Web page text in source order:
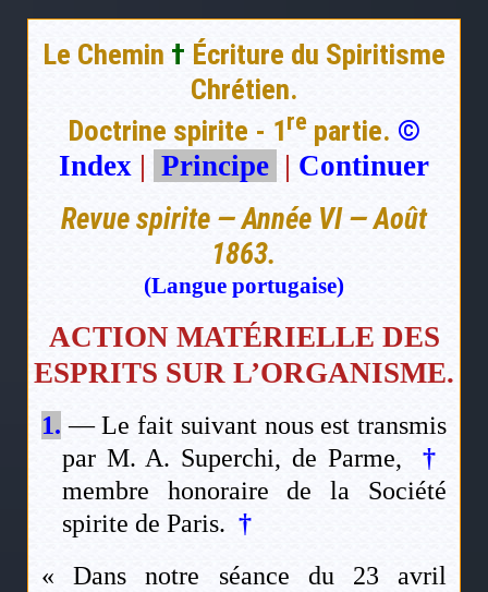
Le Chemin † Écriture du Spiritisme
Chrétien.
Doctrine spirite - 1re partie. ©
Index | Principe | Continuer
Revue spirite — Année VI — Août
1863.
(Langue portugaise)
ACTION MATÉRIELLE DES
ESPRITS SUR L’ORGANISME.
1. — Le fait suivant nous est transmis
par M. A. Superchi, de Parme,
†
membre honoraire de la Société
spirite de Paris. †
« Dans notre séance du 23 avril